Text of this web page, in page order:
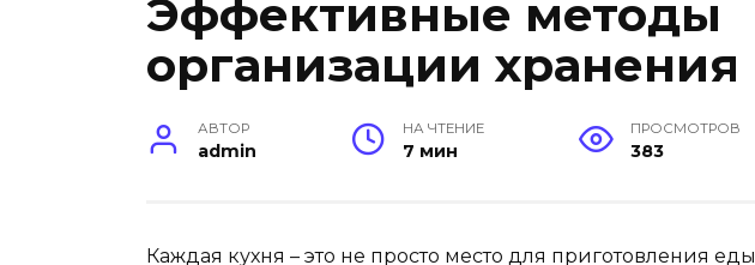
Эффективные методы
организации
АВТОР
admin
НА ЧТЕНИЕ
7 мин
ПРОСМОТРОВ
383
Каждая кухня – это не просто место для приготовления